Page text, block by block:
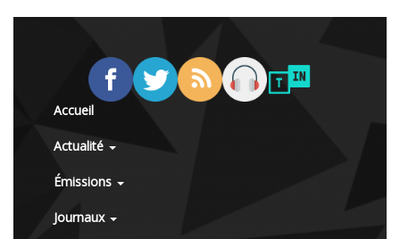
Accueil
Actualité
Émissions
Journaux